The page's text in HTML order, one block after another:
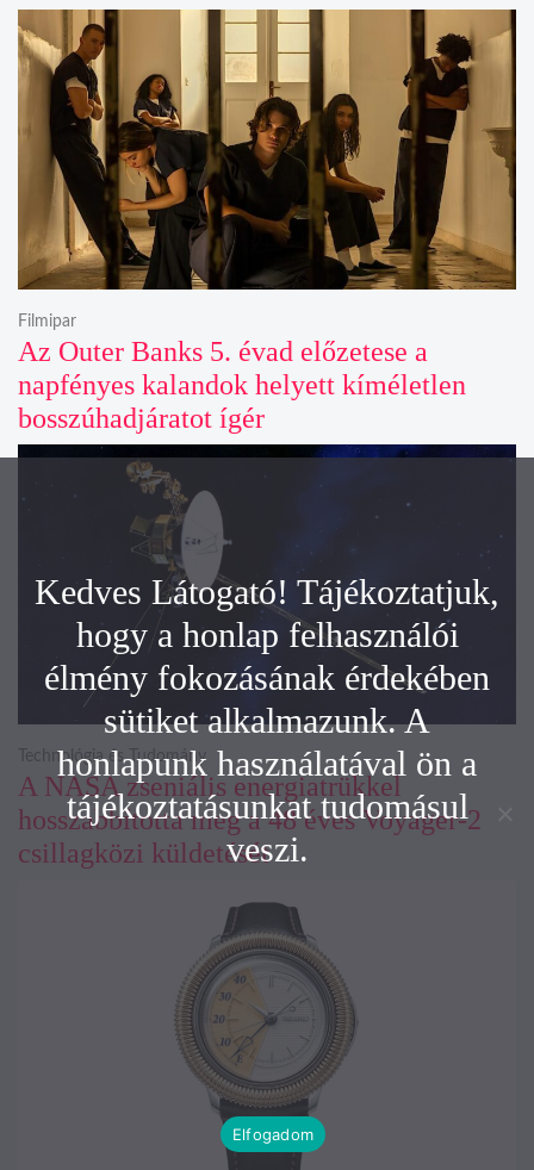
Az Outer Banks 5. évad előzetese a
napfényes kalandok helyett kíméletlen
bosszúhadjáratot ígér
Filmipar
A NASA zseniális energiatrükkel
hosszabbította meg a 48 éves Voyager-2
csillagközi küldetését
Technológia és Tudomány
Kedves Látogató! Tájékoztatjuk,
hogy a honlap felhasználói
élmény fokozásának érdekében
sütiket alkalmazunk. A
honlapunk használatával ön a
tájékoztatásunkat tudomásul
veszi.
Elfogadom